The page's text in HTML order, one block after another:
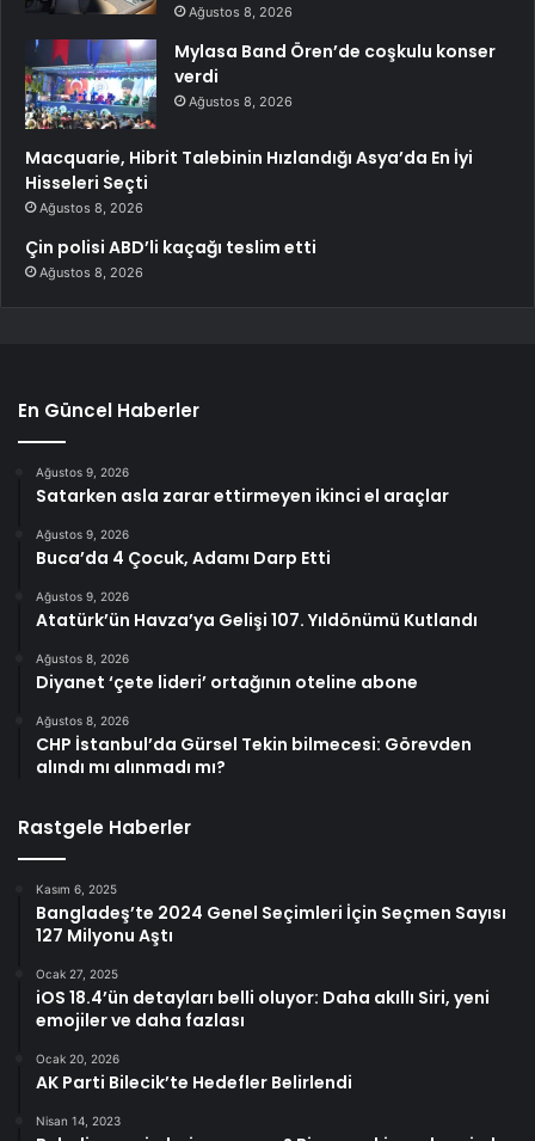
Ağustos 8, 2026
Mylasa Band Ören’de coşkulu konser
verdi
Ağustos 8, 2026
Macquarie, Hibrit Talebinin Hızlandığı Asya’da En İyi
Hisseleri Seçti
Ağustos 8, 2026
Çin polisi ABD’li kaçağı teslim etti
Ağustos 8, 2026
En Güncel Haberler
Ağustos 9, 2026
Satarken asla zarar ettirmeyen ikinci el araçlar
Ağustos 9, 2026
Buca’da 4 Çocuk, Adamı Darp Etti
Ağustos 9, 2026
Atatürk’ün Havza’ya Gelişi 107. Yıldönümü Kutlandı
Ağustos 8, 2026
Diyanet ‘çete lideri’ ortağının oteline abone
Ağustos 8, 2026
CHP İstanbul’da Gürsel Tekin bilmecesi: Görevden
alındı mı alınmadı mı?
Rastgele Haberler
Kasım 6, 2025
Bangladeş’te 2024 Genel Seçimleri İçin Seçmen Sayısı
127 Milyonu Aştı
Ocak 27, 2025
iOS 18.4’ün detayları belli oluyor: Daha akıllı Siri, yeni
emojiler ve daha fazlası
Ocak 20, 2026
AK Parti Bilecik’te Hedefler Belirlendi
Nisan 14, 2023